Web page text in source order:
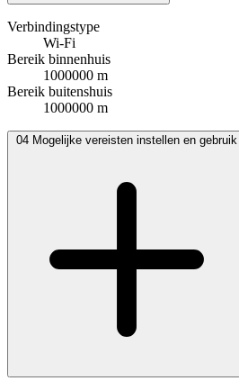
Verbindingstype
Wi-Fi
Bereik binnenhuis
1000000 m
Bereik buitenshuis
1000000 m
04 Mogelijke vereisten instellen en gebruik